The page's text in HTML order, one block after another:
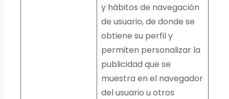
y hábitos de navegación
de usuario, de donde se
obtiene su perfil y
permiten personalizar la
publicidad que se
muestra en el navegador
del usuario u otros